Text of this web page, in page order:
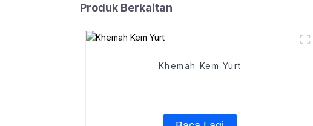
Produk Berkaitan
Khemah Kem Yurt